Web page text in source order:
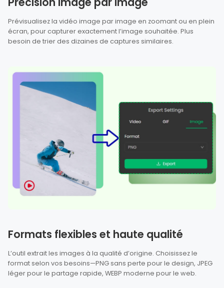
Prévisualisez la vidéo image par image en zoomant ou en plein
écran, pour capturer exactement l’image souhaitée. Plus
besoin de trier des dizaines de captures similaires.
Formats flexibles et haute qualité
L’outil extrait les images à la qualité d’origine. Choisissez le
format selon vos besoins—PNG sans perte pour le design, JPEG
léger pour le partage rapide, WEBP moderne pour le web.